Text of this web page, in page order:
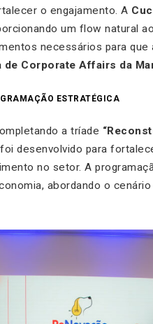
o engajamento. A
um flow natural
necessários para que
de Corporate Affairs da
ESTRATÉGICA
a tríade
foi desenvolvido para
no setor. A
abordando o